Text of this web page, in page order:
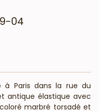
04
à Paris dans la rue du
antique élastique avec
marbré torsadé et